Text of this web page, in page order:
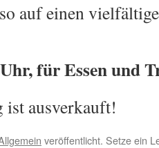
auf einen
für Essen und
ist ausverkauft!
veröffentlicht. Setze ein